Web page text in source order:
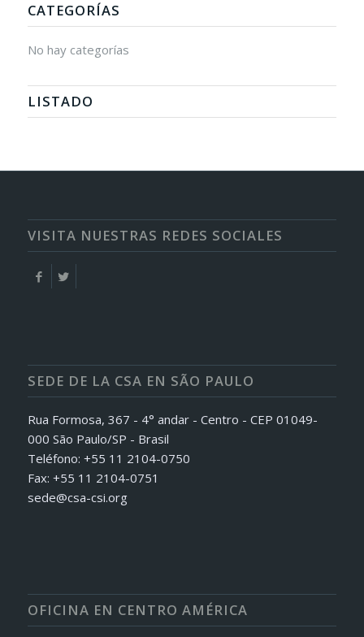
CATEGORÍAS
No hay categorías
LISTADO
VISITA NUESTRAS REDES SOCIALES
SEDE DE LA CSA EN SÃO PAULO
Rua Formosa, 367 - 4° andar - Centro - CEP 01049-
000 São Paulo/SP - Brasil
Teléfono: +55 11 2104-0750
Fax: +55 11 2104-0751
sede@csa-csi.org
OFICINA EN CENTRO AMÉRICA